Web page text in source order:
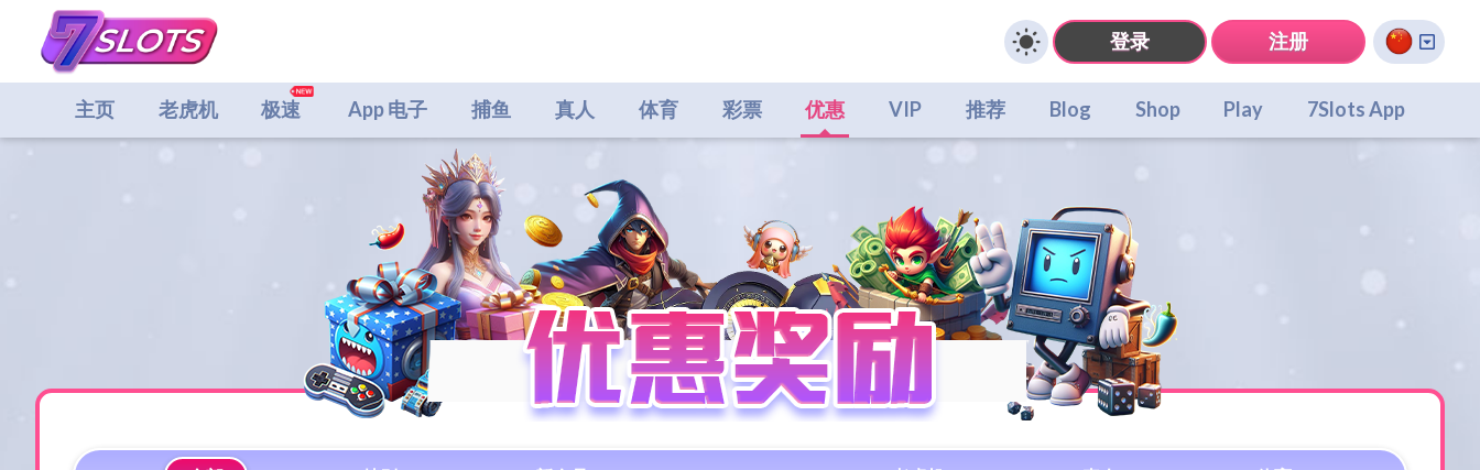
登录 注册
主页 老虎机 极速 App 电子 捕鱼 真人 体育 彩票 优惠 VIP 推荐 Blog Shop Play 7Slots App